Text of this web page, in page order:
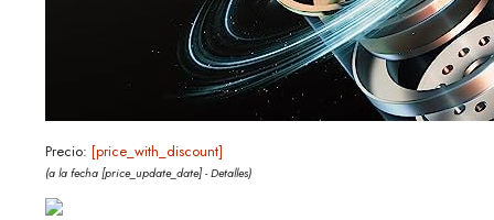
Precio: [price_with_discount]
(a la fecha [price_update_date] -Detalles)